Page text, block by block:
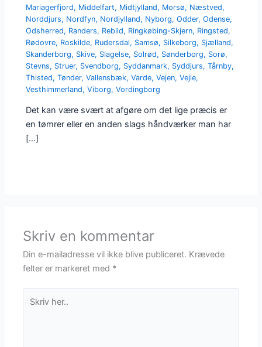
Mariagerfjord, Middelfart, Midtjylland, Morsø, Næstved,
Norddjurs, Nordfyn, Nordjylland, Nyborg,Odder,Odense,
Odsherred, Randers, Rebild, Ringkøbing-Skjern, Ringsted,
Rødovre, Roskilde, Rudersdal, Samsø, Silkeborg, Sjælland,
Skanderborg, Skive, Slagelse, Solrød, Sønderborg, Sorø,
Stevns, Struer, Svendborg, Syddanmark, Syddjurs,Tårnby,
Thisted,Tønder,Vallensbæk,Varde,Vejen,Vejle,
Vesthimmerland,Viborg,Vordingborg
Det kan være svært at afgøre om det lige præcis er
en tømrer eller en anden slags håndværker man har
[…]
Skriv en kommentar
Din e-mailadresse vil ikke blive publiceret. Krævede
felter er markeret med *